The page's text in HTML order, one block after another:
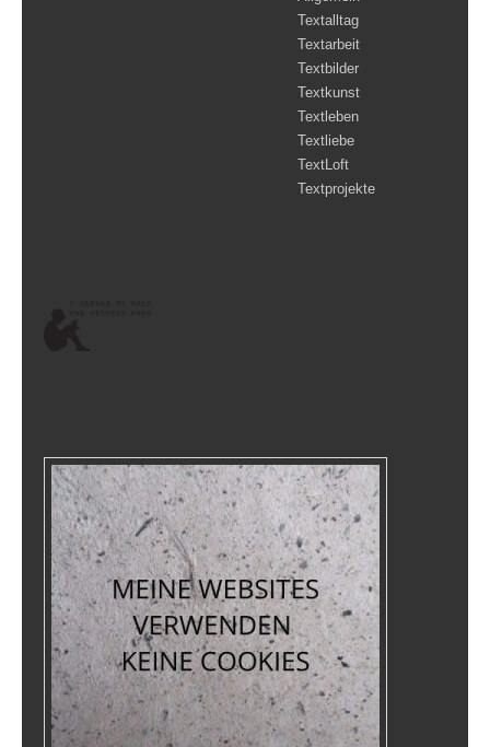
Textalltag
Textarbeit
Textbilder
Textkunst
Textleben
Textliebe
TextLoft
Textprojekte